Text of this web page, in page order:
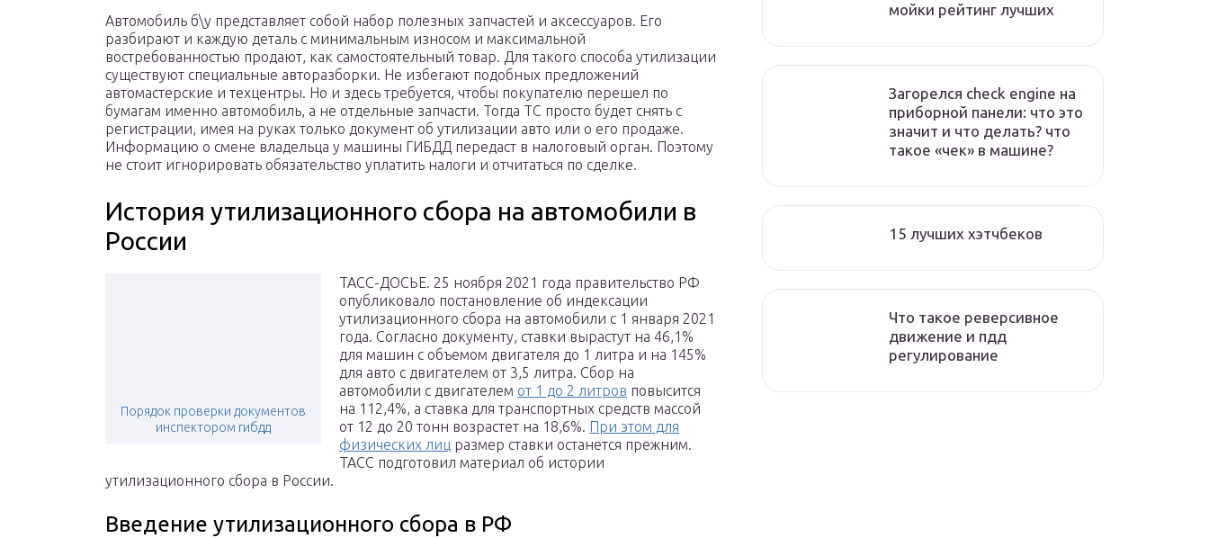
Автомобиль б\у представляет собой набор полезных запчастей и аксессуаров. Его
разбирают и каждую деталь с минимальным износом и максимальной
востребованностью продают, как самостоятельный товар. Для такого способа утилизации
существуют специальные авторазборки. Не избегают подобных предложений
автомастерские и техцентры. Но и здесь требуется, чтобы покупателю перешел по
бумагам именно автомобиль, а не отдельные запчасти. Тогда ТС просто будет снять с
регистрации, имея на руках только документ об утилизации авто или о его продаже.
Информацию о смене владельца у машины ГИБДД передаст в налоговый орган. Поэтому
не стоит игнорировать обязательство уплатить налоги и отчитаться по сделке.
История утилизационного сбора на автомобили в
России
Порядок проверки документов
инспектором гибдд
ТАСС-ДОСЬЕ. 25 ноября 2021 года правительство РФ
опубликовало постановление об индексации
утилизационного сбора на автомобили с 1 января 2021
года. Согласно документу, ставки вырастут на 46,1%
для машин с объемом двигателя до 1 литра и на 145%
для авто с двигателем от 3,5 литра. Сбор на
автомобили с двигателем от 1 до 2 литров повысится
на 112,4%, а ставка для транспортных средств массой
от 12 до 20 тонн возрастет на 18,6%. При этом для
физических лиц размер ставки останется прежним.
ТАСС подготовил материал об истории
утилизационного сбора в России.
Введение утилизационного сбора в РФ
мойки рейтинг лучших
Загорелся check engine на
приборной панели: что это
значит и что делать? что
такое «чек» в машине?
15 лучших хэтчбеков
Что такое реверсивное
движение и пдд
регулирование